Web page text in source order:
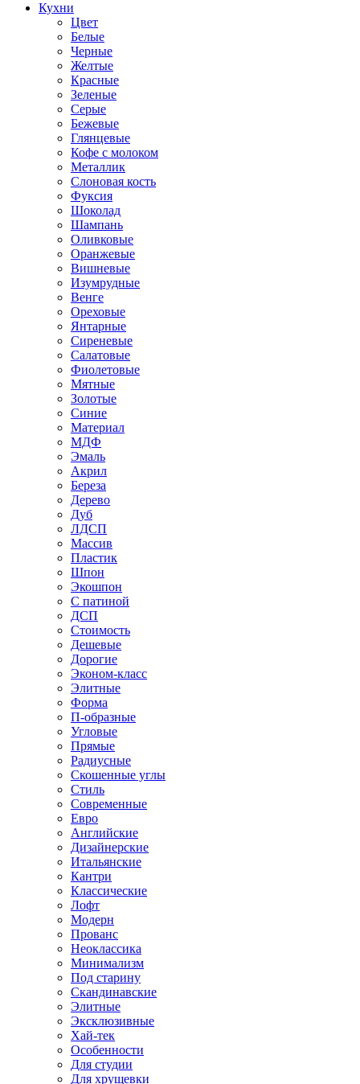
Кухни
Цвет
Белые
Черные
Желтые
Красные
Зеленые
Серые
Бежевые
Глянцевые
Кофе с молоком
Металлик
Слоновая кость
Фуксия
Шоколад
Шампань
Оливковые
Оранжевые
Вишневые
Изумрудные
Венге
Ореховые
Янтарные
Сиреневые
Салатовые
Фиолетовые
Мятные
Золотые
Синие
Материал
МДФ
Эмаль
Акрил
Береза
Дерево
Дуб
ЛДСП
Массив
Пластик
Шпон
Экошпон
С патиной
ДСП
Стоимость
Дешевые
Дорогие
Эконом-класс
Элитные
Форма
П-образные
Угловые
Прямые
Радиусные
Скошенные углы
Стиль
Современные
Евро
Английские
Дизайнерские
Итальянские
Кантри
Классические
Лофт
Модерн
Прованс
Неоклассика
Минимализм
Под старину
Скандинавские
Элитные
Эксклюзивные
Хай-тек
Особенности
Для студии
Для хрущевки